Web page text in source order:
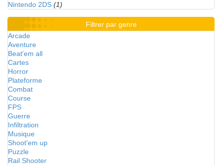
Nintendo 2DS (1)
Filtrer par genre
Arcade
Aventure
Beat'em all
Cartes
Horror
Plateforme
Combat
Course
FPS
Guerre
Infiltration
Musique
Shoot'em up
Puzzle
Rail Shooter